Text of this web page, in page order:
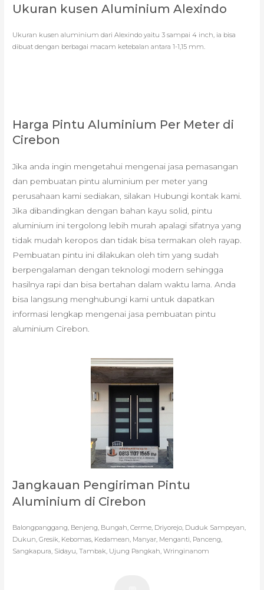
Ukuran kusen Aluminium Alexindo
Ukuran kusen aluminium dari Alexindo yaitu 3 sampai 4 inch, ia bisa
dibuat dengan berbagai macam ketebalan antara 1-1,15 mm.
Harga Pintu Aluminium Per Meter di
Cirebon
Jika anda ingin mengetahui mengenai jasa pemasangan
dan pembuatan pintu aluminium per meter yang
perusahaan kami sediakan, silakan Hubungi kontak kami.
Jika dibandingkan dengan bahan kayu solid, pintu
aluminium ini tergolong lebih murah apalagi sifatnya yang
tidak mudah keropos dan tidak bisa termakan oleh rayap.
Pembuatan pintu ini dilakukan oleh tim yang sudah
berpengalaman dengan teknologi modern sehingga
hasilnya rapi dan bisa bertahan dalam waktu lama. Anda
bisa langsung menghubungi kami untuk dapatkan
informasi lengkap mengenai jasa pembuatan pintu
aluminium Cirebon.
Jangkauan Pengiriman Pintu
Aluminium di Cirebon
Balongpanggang, Benjeng, Bungah, Cerme, Driyorejo, Duduk Sampeyan,
Dukun, Gresik, Kebomas, Kedamean, Manyar, Menganti, Panceng,
Sangkapura, Sidayu, Tambak, Ujung Pangkah, Wringinanom